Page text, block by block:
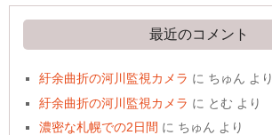
最近のコメント
紆余曲折の河川監視カメラ に ちゅん より
紆余曲折の河川監視カメラ に とむ より
濃密な札幌での2日間 に ちゅん より